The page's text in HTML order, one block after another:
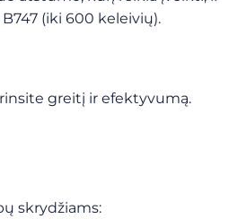
B747 (iki 600 keleivių).
greitį ir efektyvumą.
skrydžiams: